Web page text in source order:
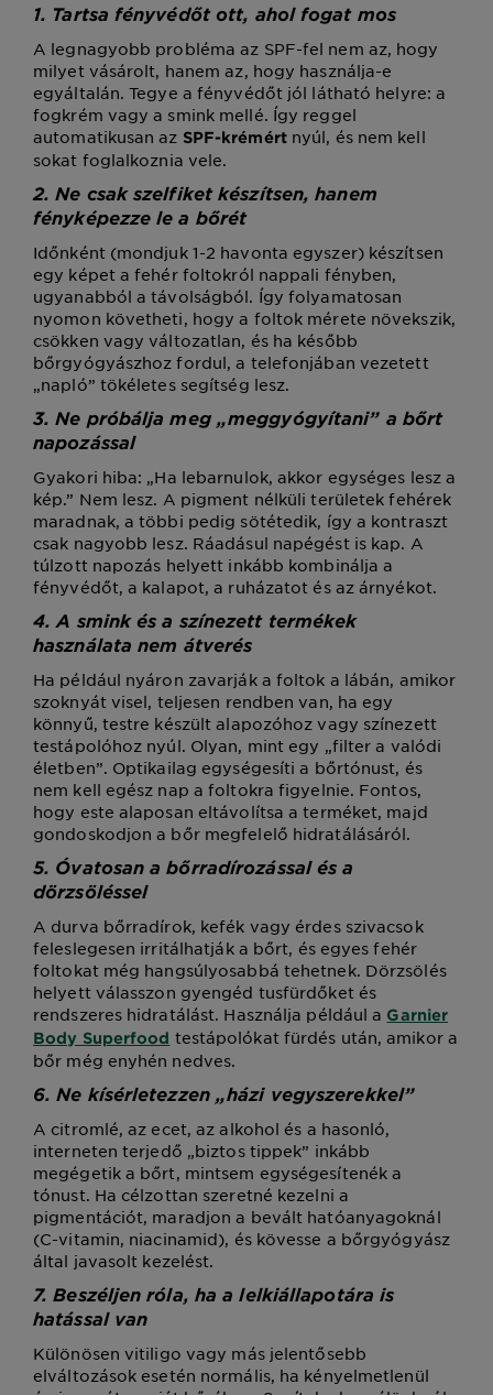
1. Tartsa fényvédőt ott, ahol fogat mos
A legnagyobb probléma az SPF-fel nem az, hogy
milyet vásárolt, hanem az, hogy használja-e
egyáltalán. Tegye a fényvédőt jól látható helyre: a
fogkrém vagy a smink mellé. Így reggel
automatikusan az SPF-krémértnyúl, és nem kell
sokat foglalkoznia vele.
2. Ne csak szelfiket készítsen, hanem
fényképezze le a bőrét
Időnként (mondjuk 1-2 havonta egyszer) készítsen
egy képet a fehér foltokról nappali fényben,
ugyanabból a távolságból. Így folyamatosan
nyomon követheti, hogy a foltok mérete növekszik,
csökken vagy változatlan, és ha később
bőrgyógyászhoz fordul, a telefonjában vezetett
„napló” tökéletes segítség lesz.
3. Ne próbálja meg „meggyógyítani” a bőrt
napozással
Gyakori hiba: „Ha lebarnulok, akkor egységes lesz a
kép.” Nem lesz. A pigment nélküli területek fehérek
maradnak, a többi pedig sötétedik, így a kontraszt
csak nagyobb lesz. Ráadásul napégést is kap. A
túlzott napozás helyett inkább kombinálja a
fényvédőt, a kalapot, a ruházatot és az árnyékot.
4. A smink és a színezett termékek
használata nem átverés
Ha például nyáron zavarják a foltok a lábán, amikor
szoknyát visel, teljesen rendben van, ha egy
könnyű, testre készült alapozóhoz vagy színezett
testápolóhoz nyúl. Olyan, mint egy „filter a valódi
életben”. Optikailag egységesíti a bőrtónust, és
nem kell egész nap a foltokra figyelnie. Fontos,
hogy este alaposan eltávolítsa a terméket, majd
gondoskodjon a bőr megfelelő hidratálásáról.
5. Óvatosan a bőrradírozással és a
dörzsöléssel
A durva bőrradírok, kefék vagy érdes szivacsok
feleslegesen irritálhatják a bőrt, és egyes fehér
foltokat még hangsúlyosabbá tehetnek. Dörzsölés
helyett válasszon gyengéd tusfürdőket és
rendszeres hidratálást. Használja például a Garnier
Body Superfood testápolókat fürdés után, amikor a
bőr még enyhén nedves.
6. Ne kísérletezzen „házi vegyszerekkel”
A citromlé, az ecet, az alkohol és a hasonló,
interneten terjedő „biztos tippek” inkább
megégetik a bőrt, mintsem egységesítenék a
tónust. Ha célzottan szeretné kezelni a
pigmentációt, maradjon a bevált hatóanyagoknál
(C-vitamin, niacinamid), és kövesse a bőrgyógyász
által javasolt kezelést.
7. Beszéljen róla, ha a lelkiállapotára is
hatással van
Különösen vitiligo vagy más jelentősebb
elváltozások esetén normális, ha kényelmetlenül